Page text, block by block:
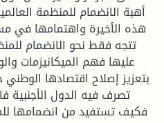
أهبة الانضمام للمنظمة
هذه الأخيرة واهتمامها في
تتجه فقط نحو الانضمام
عليها فهم الميكانيزمات
بتعزيز إصلاح اقتصادها
تصرف فيه الدول
فكيف تستفيد من انضمامها